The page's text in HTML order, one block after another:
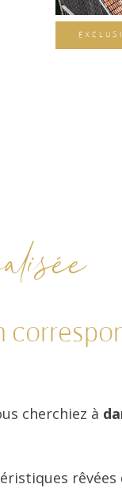
cherchiez à
rêvées